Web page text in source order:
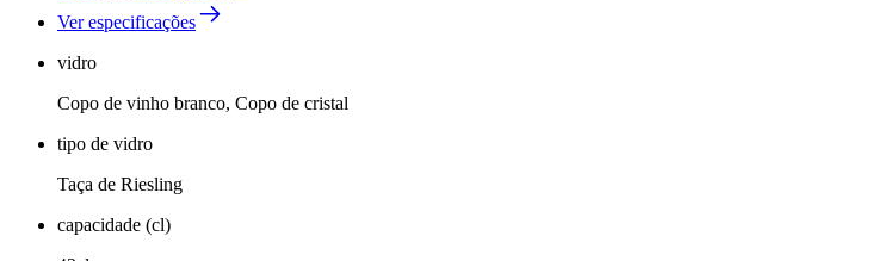
Ver especificações
vidro
Copo de vinho branco, Copo de cristal
tipo de vidro
Taça de Riesling
capacidade (cl)